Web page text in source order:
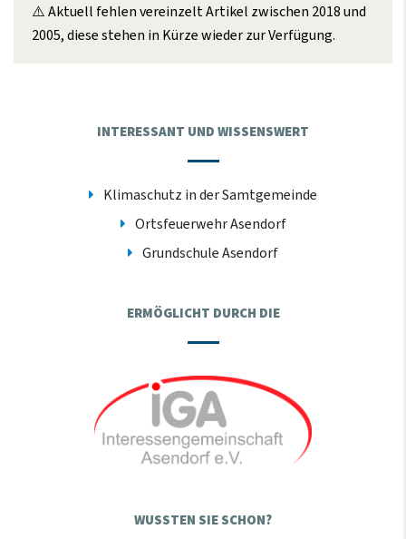
⚠️ Aktuell fehlen vereinzelt Artikel zwischen 2018 und
2005, diese stehen in Kürze wieder zur Verfügung.️
INTERESSANT UND WISSENSWERT
Klimaschutz in der Samtgemeinde
Ortsfeuerwehr Asendorf
Grundschule Asendorf
ERMÖGLICHT DURCH DIE
WUSSTEN SIE SCHON?